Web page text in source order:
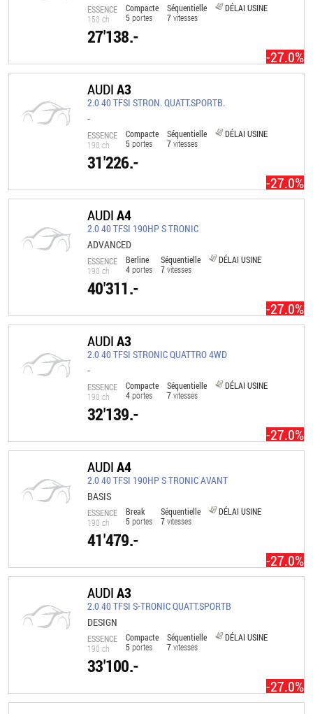
ESSENCE
150 ch
Compacte
5portes
Séquentielle
7vitesses
DÉLAI USINE
-27.0%
27'138.-
AUDIA3
2.0 40 TFSI STRON. QUATT.SPORTB.
-
ESSENCE
190 ch
Compacte
5portes
Séquentielle
7vitesses
DÉLAI USINE
-27.0%
31'226.-
AUDIA4
2.0 40 TFSI 190HP S TRONIC
ADVANCED
ESSENCE
190 ch
Berline
4portes
Séquentielle
7vitesses
DÉLAI USINE
-27.0%
40'311.-
AUDIA3
2.0 40 TFSI STRONIC QUATTRO 4WD
-
ESSENCE
190 ch
Compacte
4portes
Séquentielle
7vitesses
DÉLAI USINE
-27.0%
32'139.-
AUDIA4
2.0 40 TFSI 190HP S TRONIC AVANT
BASIS
ESSENCE
190 ch
Break
5portes
Séquentielle
7vitesses
DÉLAI USINE
-27.0%
41'479.-
AUDIA3
2.0 40 TFSI S-TRONIC QUATT.SPORTB
DESIGN
ESSENCE
190 ch
Compacte
5portes
Séquentielle
7vitesses
DÉLAI USINE
-27.0%
33'100.-